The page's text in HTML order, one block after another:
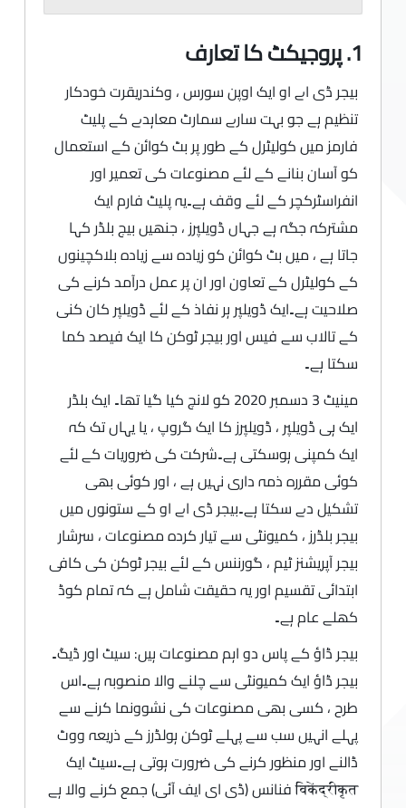
1. پروجیکٹ کا تعارف
بیجر ڈی اے او ایک اوپن سورس ، وکندریقرت خودکار
تنظیم ہے جو بہت سارے سمارٹ معاہدے کے پلیٹ
فارمز میں کولیٹرل کے طور پر بٹ کوائن کے استعمال
کو آسان بنانے کے لئے مصنوعات کی تعمیر اور
انفراسٹرکچر کے لئے وقف ہے۔یہ پلیٹ فارم ایک
مشترکہ جگہ ہے جہاں ڈویلپرز ، جنھیں بیج بلڈر کہا
جاتا ہے ، میں بٹ کوائن کو زیادہ سے زیادہ بلاکچینوں
کے کولیٹرل کے تعاون اور ان پر عمل درآمد کرنے کی
صلاحیت ہے۔ایک ڈویلپر ہر نفاذ کے لئے ڈویلپر کان کنی
کے تالاب سے فیس اور بیجر ٹوکن کا ایک فیصد کما
سکتا ہے۔
مینیٹ 3 دسمبر 2020 کو لانچ کیا گیا تھا۔ ایک بلڈر
ایک ہی ڈویلپر ، ڈویلپرز کا ایک گروپ ، یا یہاں تک کہ
ایک کمپنی ہوسکتی ہے۔شرکت کی ضروریات کے لئے
کوئی مقررہ ذمہ داری نہیں ہے ، اور کوئی بھی
تشکیل دے سکتا ہے۔بیجر ڈی اے او کے ستونوں میں
بیجر بلڈرز ، کمیونٹی سے تیار کردہ مصنوعات ، سرشار
بیجر آپریشنز ٹیم ، گورننس کے لئے بیجر ٹوکن کی کافی
ابتدائی تقسیم اور یہ حقیقت شامل ہے کہ تمام کوڈ
کھلے عام ہے۔
بیجر ڈاؤ کے پاس دو اہم مصنوعات ہیں: سیٹ اور ڈیگ۔
بیجر ڈاؤ ایک کمیونٹی سے چلنے والا منصوبہ ہے۔اس
طرح ، کسی بھی مصنوعات کی نشوونما کرنے سے
پہلے انہیں سب سے پہلے ٹوکن ہولڈرز کے ذریعہ ووٹ
ڈالنے اور منظور کرنے کی ضرورت ہوتی ہے۔سیٹ ایک
विकेंद्रीकृत فنانس (ڈی ای ایف آئی) جمع کرنے والا ہے